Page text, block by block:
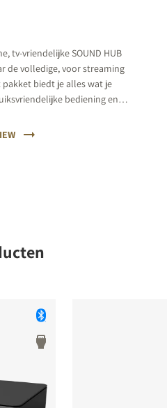
tv-vriendelijke SOUND HUB
de volledige, voor streaming
pakket biedt je alles wat je
bediening en